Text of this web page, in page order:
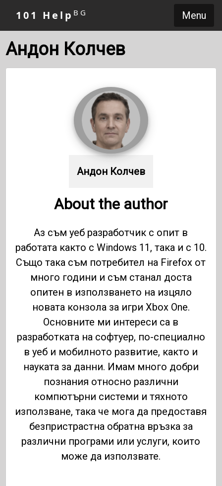
Menu
101 Help BG
Андон Колчев
Андон Колчев
About the author
Аз съм уеб разработчик с опит в
работата както с Windows 11, така и с 10.
Също така съм потребител на Firefox от
много години и съм станал доста
опитен в използването на изцяло
новата конзола за игри Xbox One.
Основните ми интереси са в
разработката на софтуер, по-специално
в уеб и мобилното развитие, както и
науката за данни. Имам много добри
познания относно различни
компютърни системи и тяхното
използване, така че мога да предоставя
безпристрастна обратна връзка за
различни програми или услуги, които
може да използвате.